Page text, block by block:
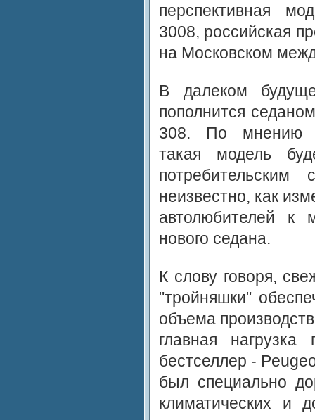
перспективная
3008, российская
на Московском
В далеком
пополнится
308. По мнению
такая модель
неизвестно, как
автолюбителей к
нового седана.
К слову говоря,
"тройняшки"
объема
главная нагрузка
бестселлер -
был специально
климатических и